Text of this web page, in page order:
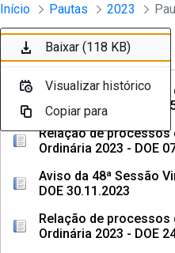
Pular para o Conteúdo
Sessões e
Início Pautas 2023
Ordenar Filtro
Relação de
Ordinária 2023 - DOE
Relação de processos
Ordinária 2023 - DOE
Aviso da 48ª Sessão
DOE 30.11.2023
Relação de processos
Ordinária 2023 - DOE
Baixar (133 KB)
Visualizar histórico
Copiar para
Baixar (297 KB)
Visualizar histórico
Copiar para
Baixar (108 KB)
Visualizar histórico
Copiar para
Baixar (377 KB)
Visualizar histórico
Copiar para
Baixar (111 KB)
Visualizar histórico
Copiar para
Baixar (230 KB)
Visualizar histórico
Copiar para
Baixar (113 KB)
Visualizar histórico
Copiar para
Baixar (304 KB)
Visualizar histórico
Copiar para
Baixar (108 KB)
Visualizar histórico
Copiar para
Baixar (118 KB)
Visualizar histórico
Copiar para